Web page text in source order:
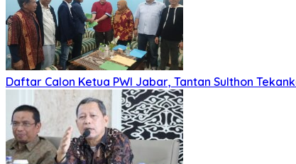
Daftar Calon Ketua PWI Jabar, Tantan Sulthon